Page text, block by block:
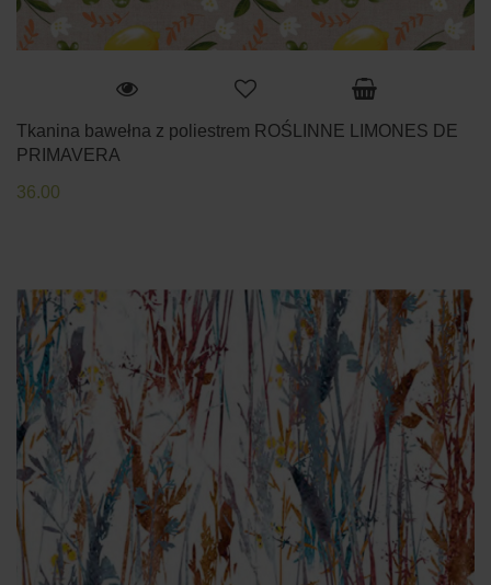
Tkanina bawełna z poliestrem ROŚLINNE LIMONES DE
PRIMAVERA
36.00